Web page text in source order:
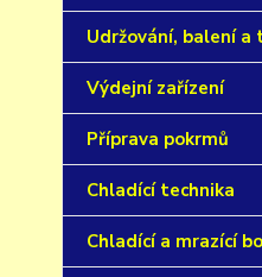
Udržování, balení
Výdejní zařízení
Příprava pokrmů
Chladící technika
Chladící a mrazící